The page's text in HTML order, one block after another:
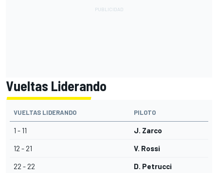
Vueltas Liderando
VUELTAS LIDERANDO PILOTO
1 - 11 J. Zarco
12 - 21 V. Rossi
22 - 22 D. Petrucci